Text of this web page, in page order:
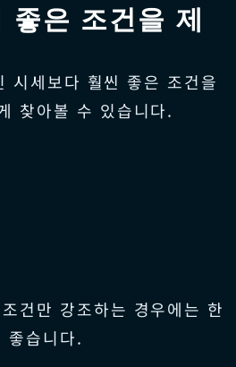
은 조건을 제
시세보다 훨씬 좋은 조건을
찾아볼 수 있습니다.
건만 강조하는 경우에는 한
좋습니다.